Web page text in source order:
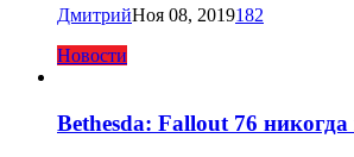
ДмитрийНоя 08, 2019182
Новости
Bethesda: Fallout 76 никогда